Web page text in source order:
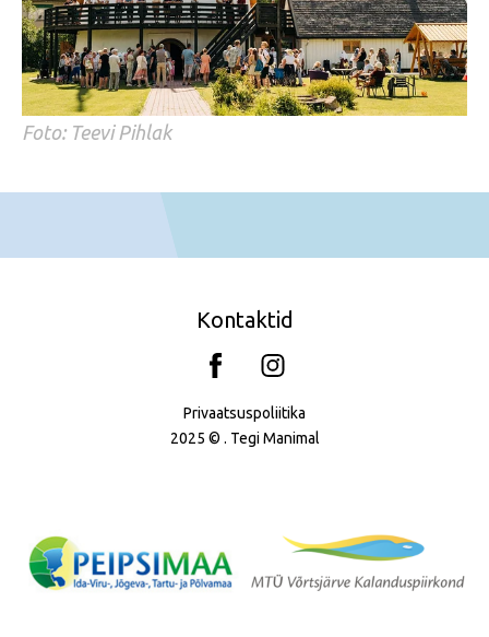
Foto: Teevi Pihlak
Kontaktid
Privaatsuspoliitika
2025 © . Tegi Manimal